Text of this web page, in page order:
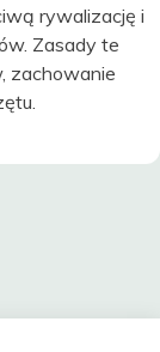
rywalizację i
Zasady te
zachowanie